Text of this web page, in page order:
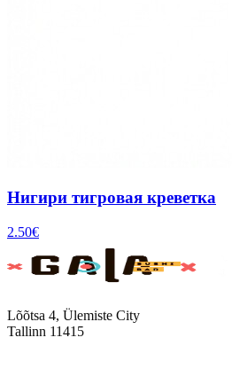
Нигири тигровая креветка
2.50€
Lõõtsa 4, Ülemiste City
Tallinn 11415